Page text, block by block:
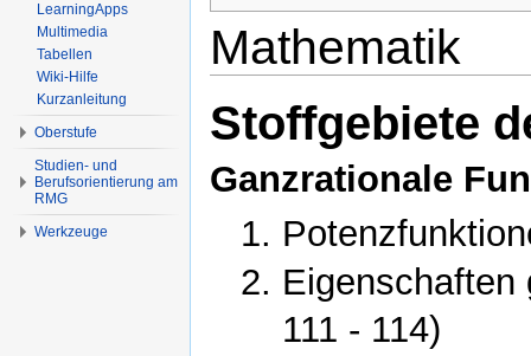
Mathematik
Stoffgebiete
Ganzrationale
Eigenschaften
111 - 114)
LearningApps
Multimedia
Tabellen
Wiki-Hilfe
Kurzanleitung
Oberstufe
Studien- und
Berufsorientierung am
RMG
Werkzeuge